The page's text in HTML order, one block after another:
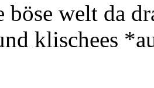
böse welt da
klischees